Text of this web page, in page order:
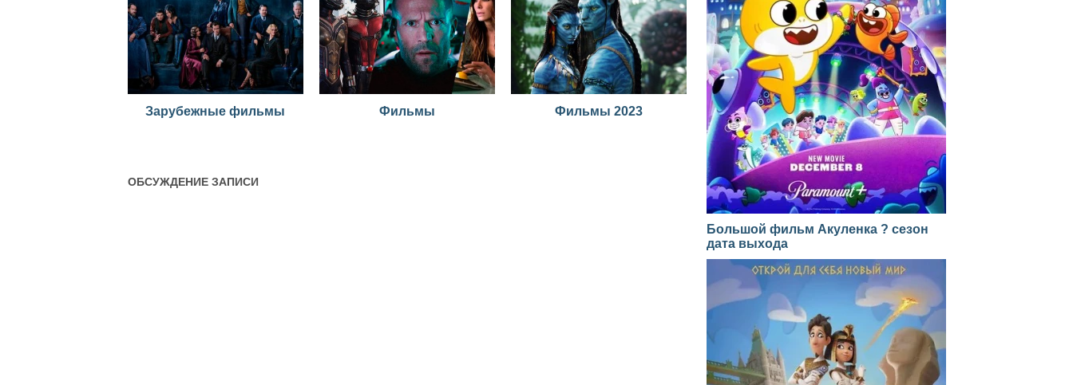
Зарубежные фильмы Фильмы Фильмы 2023
ОБСУЖДЕНИЕ ЗАПИСИ
Большой фильм Акуленка ? сезон
дата выхода